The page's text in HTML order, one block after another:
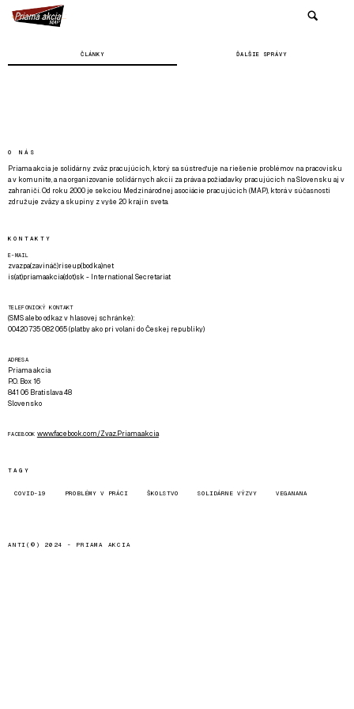
ČLÁNKY ĎALŠIE SPRÁVY
O NÁS
Priama akcia je solidárny zväz pracujúcich, ktorý sa sústreďuje na riešenie problémov na pracovisku
a v komunite, a na organizovanie solidárnych akcií za práva a požiadavky pracujúcich na Slovensku aj v
zahraničí. Od roku 2000 je sekciou Medzinárodnej asociácie pracujúcich (MAP), ktorá v súčasnosti
združuje zväzy a skupiny z vyše 20 krajín sveta.
KONTAKTY
E-MAIL
zvazpa(zavináč)riseup(bodka)net
is(at)priamaakcia(dot)sk - International Secretariat
TELEFONICKÝ KONTAKT
(SMS alebo odkaz v hlasovej schránke):
00420 735 082 065 (platby ako pri volaní do Českej republiky)
ADRESA
Priama akcia
P.O. Box 16
841 06 Bratislava 48
Slovensko
FACEBOOK www.facebook.com/Zvaz.Priama.akcia
TAGY
COVID-19 PROBLÉMY V PRÁCI ŠKOLSTVO SOLIDÁRNE VÝZVY VEGANANA
ANTI(©) 2024 - PRIAMA AKCIA